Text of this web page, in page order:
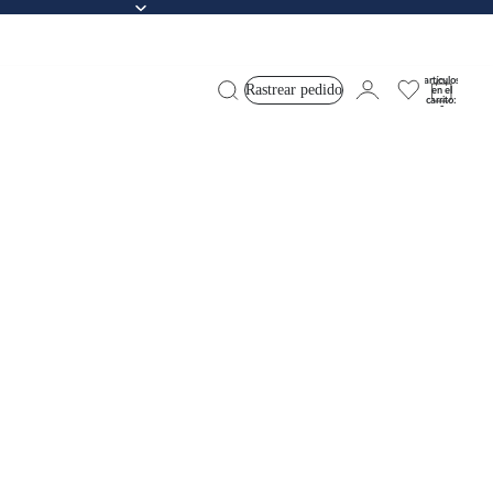
Rastrear pedido
artículos
en el
carrito:
0